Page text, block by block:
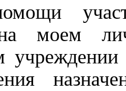
на моем
учреждении